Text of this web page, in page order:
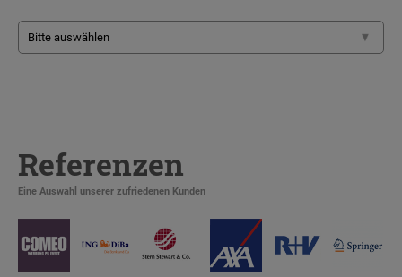
Referenzen
Eine Auswahl unserer zufriedenen Kunden